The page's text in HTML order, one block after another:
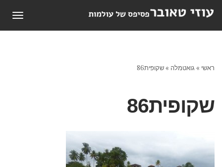
ראשי » גואטמלה »שקופית86
שקופית86